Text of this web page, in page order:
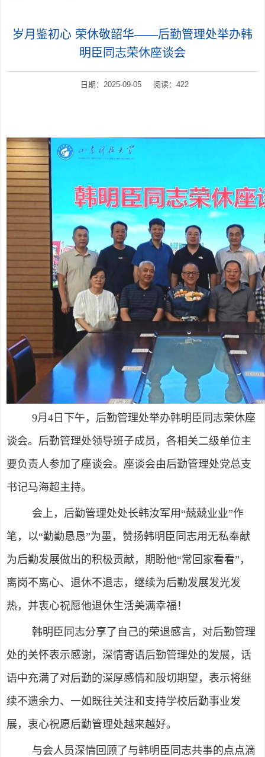
岁月鉴初心 荣休敬韶华——后勤管理处举办韩
明臣同志荣休座谈会
日期：2025-09-05 阅读：422
9月4日下午，后勤管理处举办韩明臣同志荣休座
谈会。后勤管理处领导班子成员，各相关二级单位主
要负责人参加了座谈会。座谈会由后勤管理处党总支
书记马海超主持。
会上，后勤管理处处长韩汝军用“兢兢业业”作
笔，以“勤勤恳恳”为墨，赞扬韩明臣同志用无私奉献
为后勤发展做出的积极贡献，期盼他“常回家看看”，
离岗不离心、退休不退志，继续为后勤发展发光发
热，并衷心祝愿他退休生活美满幸福！
韩明臣同志分享了自己的荣退感言，对后勤管理
处的关怀表示感谢，深情寄语后勤管理处的发展，话
语中充满了对后勤的深厚感情和殷切期望，表示将继
续不遗余力、一如既往关注和支持学校后勤事业发
展，衷心祝愿后勤管理处越来越好。
与会人员深情回顾了与韩明臣同志共事的点点滴